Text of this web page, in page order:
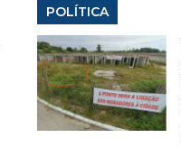
POLÍTICA